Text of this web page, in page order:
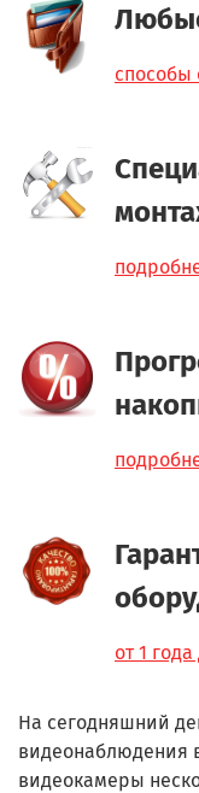
способы
от 1
На сегодняшний
видеонаблюдения
видеокамеры